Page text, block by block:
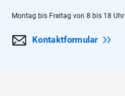
Montag bis Freitag von 8 bis 18 Uhr
Kontaktformular